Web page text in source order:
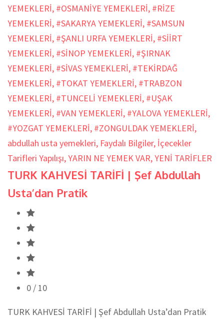
YEMEKLERİ, #OSMANİYE YEMEKLERİ, #RİZE
YEMEKLERİ, #SAKARYA YEMEKLERİ, #SAMSUN
YEMEKLERİ, #ŞANLI URFA YEMEKLERİ, #SİİRT
YEMEKLERİ, #SİNOP YEMEKLERİ, #ŞIRNAK
YEMEKLERİ, #SİVAS YEMEKLERİ, #TEKİRDAĞ
YEMEKLERİ, #TOKAT YEMEKLERİ, #TRABZON
YEMEKLERİ, #TUNCELİ YEMEKLERİ, #UŞAK
YEMEKLERİ, #VAN YEMEKLERİ, #YALOVA YEMEKLERİ,
#YOZGAT YEMEKLERİ, #ZONGULDAK YEMEKLERİ,
abdullah usta yemekleri, Faydalı Bilgiler, İçecekler
Tarifleri Yapılışı,YARIN NE YEMEK VAR,YENİ TARİFLER
TURK KAHVESİ TARİFİ | Şef Abdullah
Usta’dan Pratik
0 / 10
TURK KAHVESİ TARİFİ | Şef Abdullah Usta’dan Pratik